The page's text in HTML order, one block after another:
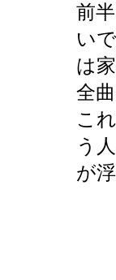
前
い
は
全
こ
う
が